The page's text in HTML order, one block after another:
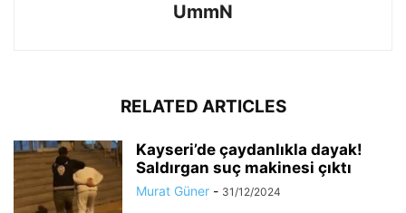
UmmN
RELATED ARTICLES
Kayseri’de çaydanlıkla dayak!
Saldırgan suç makinesi çıktı
Murat Güner - 31/12/2024